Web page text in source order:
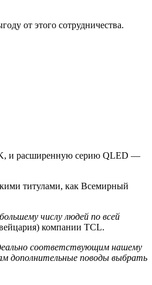
от этого сотрудничества.
и расширенную серию QLED —
титулами, как Всемирный
числу людей по всей
компании TCL.
соответствующим нашему
дополнительные поводы выбрать